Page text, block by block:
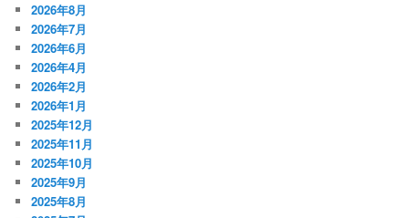
2026年8月
2026年7月
2026年6月
2026年4月
2026年2月
2026年1月
2025年12月
2025年11月
2025年10月
2025年9月
2025年8月